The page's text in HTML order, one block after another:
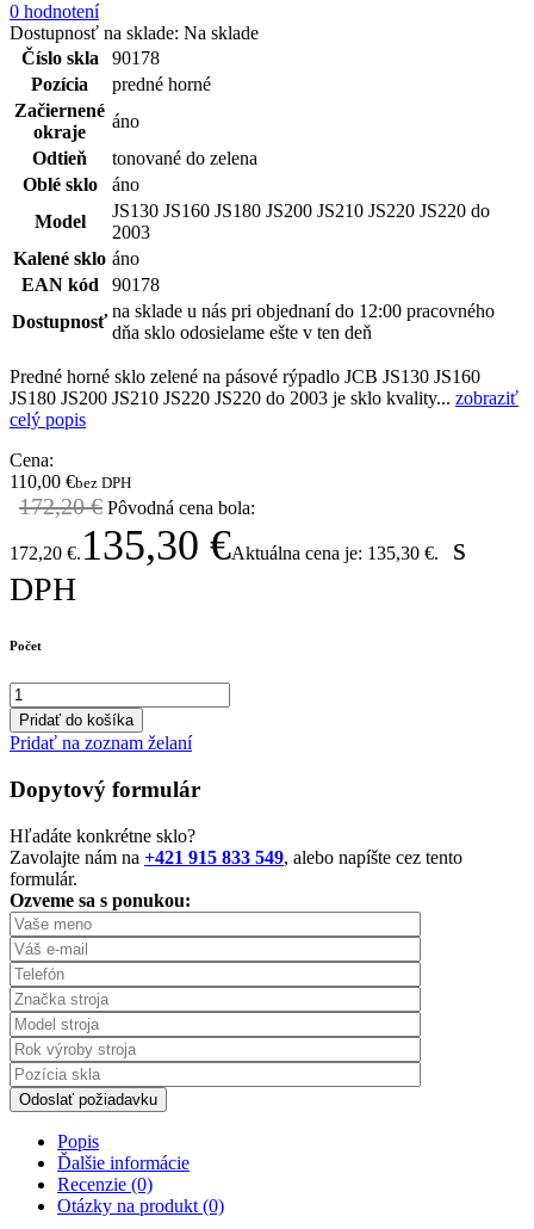
0 hodnotení
Dostupnosť na sklade: Na sklade
Číslo skla
90178
Pozícia
predné horné
Začiernené
okraje
áno
Odtieň
tonované do zelena
Oblé sklo
áno
Model
JS130 JS160 JS180 JS200 JS210 JS220 JS220 do
2003
Kalené sklo áno
EAN kód
90178
Dostupnosť
na sklade u nás pri objednaní do 12:00 pracovného
dňa sklo odosielame ešte v ten deň
Predné horné sklo zelené na pásové rýpadlo JCB JS130 JS160
JS180 JS200 JS210 JS220 JS220 do 2003 je sklo kvality... zobraziť
celý popis
Cena:
110,00 €bez DPH
172,20€ Pôvodná cena bola:
172,20 €. 135,30 €Aktuálna cena je: 135,30 €.
s
DPH
Počet
Pridať do košíka
Pridať na zoznam želaní
Dopytový formulár
Hľadáte konkrétne sklo?
Zavolajte nám na +421 915 833 549, alebo napíšte cez tento
formulár.
Ozveme sa s ponukou:
Odoslať požiadavku
Popis
Ďalšie informácie
Recenzie (0)
Otázky na produkt (0)